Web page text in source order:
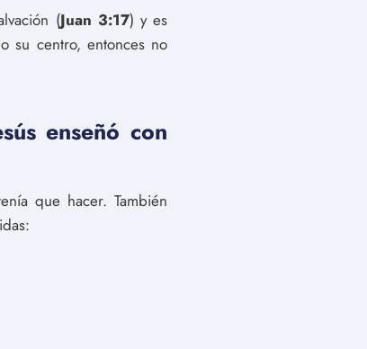
(Juan 3:17) y es
su centro, entonces no
enseñó con
que hacer. También